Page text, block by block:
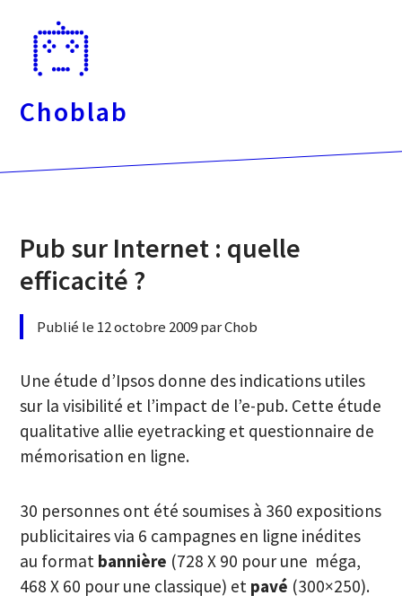
directement
Choblab
Pub sur Internet : quelle
efficacité ?
Publié le 12 octobre 2009 par Chob
Une étude d’Ipsos donne des indications utiles
sur la visibilité et l’impact de l’e-pub. Cette étude
qualitative allie eyetracking et questionnaire de
mémorisation en ligne.
30 personnes ont été soumises à 360 expositions
publicitaires via 6 campagnes en ligne inédites
au format bannière (728 X 90 pour une méga,
468 X 60 pour une classique) et pavé (300×250).